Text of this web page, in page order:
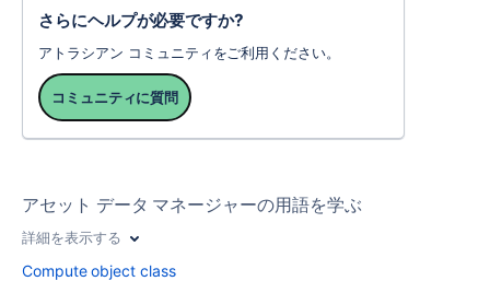
さらにヘルプが必要ですか?
アトラシアン コミュニティをご利用ください。
コミュニティに質問
アセット データ マネージャーの用語を学ぶ
詳細を表示する
Compute object class